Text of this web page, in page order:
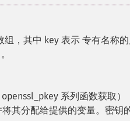
组，其中 key 表示 专有名称
系列函数获取）
其分配给提供的变量。密钥